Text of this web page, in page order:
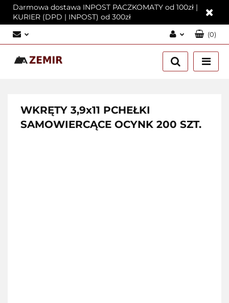
Darmowa dostawa INPOST PACZKOMATY od 100zł |
KURIER (DPD | INPOST) od 300zł
Zaloguj się
Załóż konto
(0)
WKRĘTY 3,9x11 PCHEŁKI
SAMOWIERCĄCE OCYNK 200 SZT.